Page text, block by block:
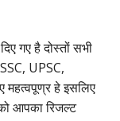
गए है दोस्तों सभी
UPSC,
हे इसलिए
आपका रिजल्ट